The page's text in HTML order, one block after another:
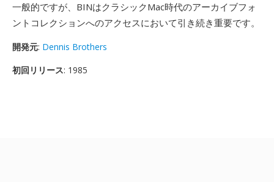
一般的ですが、BINはクラシックMac時代のアーカイブフォ
ントコレクションへのアクセスにおいて引き続き重要です。
開発元: Dennis Brothers
初回リリース: 1985